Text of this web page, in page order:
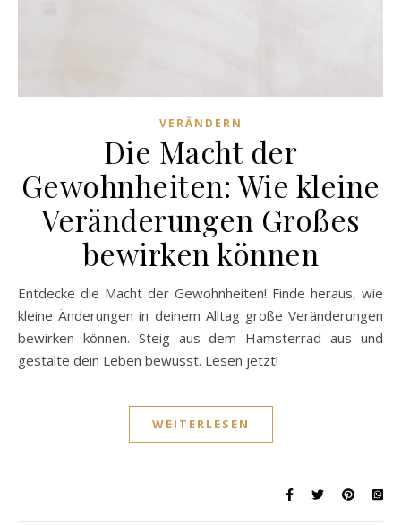
VERÄNDERN
Die Macht der
Gewohnheiten: Wie kleine
Veränderungen Großes
bewirken können
Entdecke die Macht der Gewohnheiten! Finde heraus, wie
kleine Änderungen in deinem Alltag große Veränderungen
bewirken können. Steig aus dem Hamsterrad aus und
gestalte dein Leben bewusst. Lesen jetzt!
WEITERLESEN